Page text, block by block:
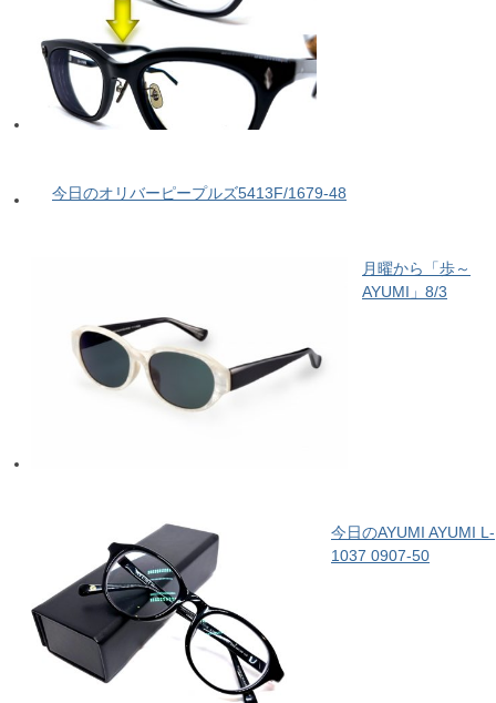
今日のオリバーピープルズ5413F/1679-48
月曜から「歩～
AYUMI」8/3
今日のAYUMI AYUMI L-
1037 0907-50